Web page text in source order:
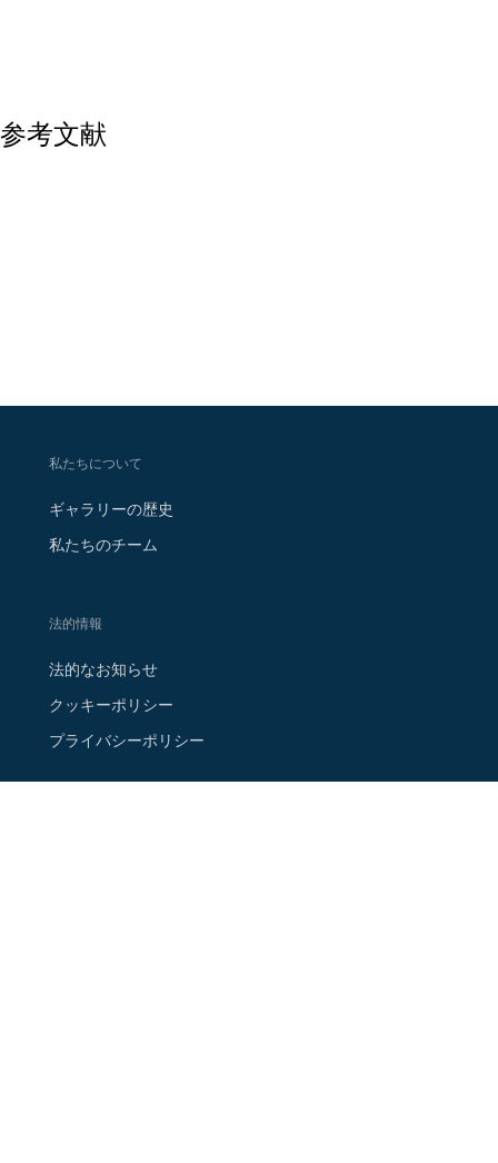
参考文献
私たちについて
ギャラリーの歴史
私たちのチーム
法的情報
法的なお知らせ
クッキーポリシー
プライバシーポリシー